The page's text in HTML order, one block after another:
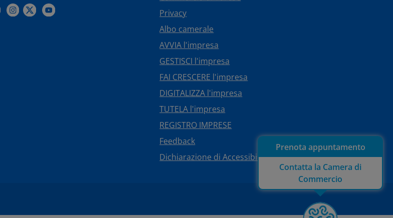
Prenota appuntamento
Contatta la Camera di
Commercio
Privacy
Albo camerale
AVVIA l'impresa
GESTISCI l'impresa
FAI CRESCERE l'impresa
DIGITALIZZA l'impresa
TUTELA l'impresa
REGISTRO IMPRESE
Feedback
Dichiarazione di Accessibilità